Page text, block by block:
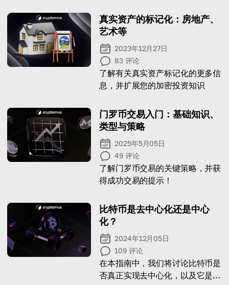
真实资产的标记化：房地产、
艺术等
2023年12月27日
83 评论
了解有关真实资产标记化的更多信
息，并扩展您的加密投资知识
门罗币交易入门：基础知识、
类型与策略
2025年5月05日
49 评论
了解门罗币交易的关键策略，并获
得成功交易的提示！
比特币是去中心化还是中心
化？
2024年12月05日
109 评论
在本指南中，我们将讨论比特币是
否真正实现去中心化，以及它是如